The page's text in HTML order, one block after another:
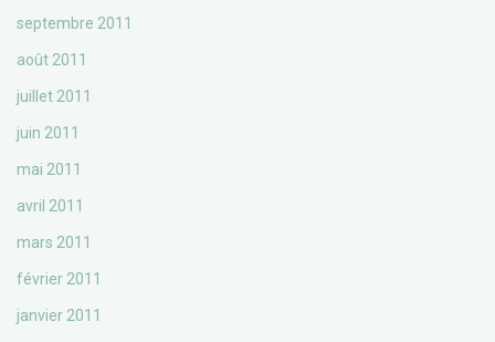
septembre 2011
août 2011
juillet 2011
juin 2011
mai 2011
avril 2011
mars 2011
février 2011
janvier 2011